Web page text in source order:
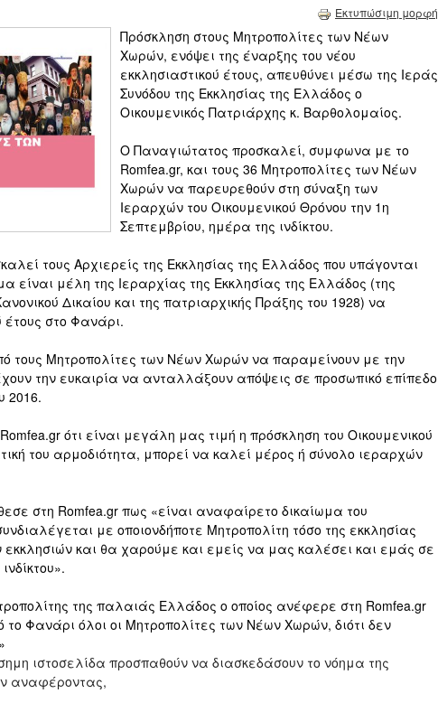
Εκτυπώσιμη μορφή
Πρόσκληση στους Μητροπολίτες των Νέων
Χωρών, ενόψει της έναρξης του νέου
εκκλησιαστικού έτους, απευθύνει μέσω της Ιεράς
Συνόδου της Εκκλησίας της Ελλάδος ο
Οικουμενικός Πατριάρχης κ. Βαρθολομαίος.
Ο Παναγιώτατος προσκαλεί, συμφωνα με το
Romfea.gr, και τους 36 Μητροπολίτες των Νέων
Χωρών να παρευρεθούν στη σύναξη των
Ιεραρχών του Οικουμενικού Θρόνου την 1η
Σεπτεμβρίου, ημέρα της ινδίκτου.
τους Αρχιερείς της Εκκλησίας της Ελλάδος που υπάγονται
είναι μέλη της Ιεραρχίας της Εκκλησίας της Ελλάδος (της
Δικαίου και της πατριαρχικής Πράξης του 1928) να
έτους στο Φανάρι.
τους Μητροπολίτες των Νέων Χωρών να παραμείνουν με την
την ευκαιρία να ανταλλάξουν απόψεις σε προσωπικό επίπεδο
2016.
ότι είναι μεγάλη μας τιμή η πρόσκληση του Οικουμενικού
του αρμοδιότητα, μπορεί να καλεί μέρος ή σύνολο ιεραρχών
στη Romfea.gr πως «είναι αναφαίρετο δικαίωμα του
με οποιονδήποτε Μητροπολίτη τόσο της εκκλησίας
και θα χαρούμε και εμείς να μας καλέσει και εμάς σε
της παλαιάς Ελλάδος ο οποίος ανέφερε στη Romfea.gr
Φανάρι όλοι οι Μητροπολίτες των Νέων Χωρών, διότι δεν
ιστοσελίδα προσπαθούν να διασκεδάσουν το νόημα της
αναφέροντας,